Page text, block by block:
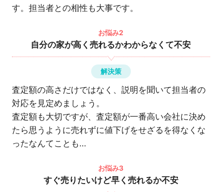
す。担当者との相性も大事です。
お悩み2
自分の家が高く売れるかわからなくて不安
解決策
査定額の高さだけではなく、説明を聞いて担当者の
対応を見定めましょう。
査定額も大切ですが、査定額が一番高い会社に決め
たら思うように売れずに値下げをせざるを得なくな
ったなんてことも…
お悩み3
すぐ売りたいけど早く売れるか不安